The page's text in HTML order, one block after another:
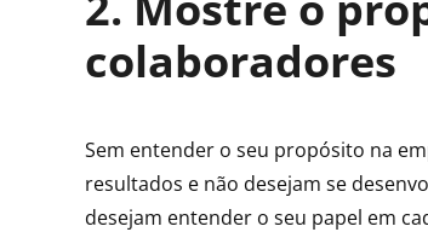
colaboradores
Sem entender o seu propósito na
resultados e não desejam se
desejam entender o seu papel em